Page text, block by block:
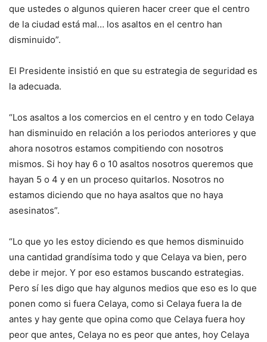
que ustedes o algunos quieren hacer creer que el centro
de la ciudad está mal… los asaltos en el centro han
disminuido”.
El Presidente insistió en que su estrategia de seguridad es
la adecuada.
“Los asaltos a los comercios en el centro y en todo Celaya
han disminuido en relación a los periodos anteriores y que
ahora nosotros estamos compitiendo con nosotros
mismos. Si hoy hay 6 o 10 asaltos nosotros queremos que
hayan 5 o 4 y en un proceso quitarlos. Nosotros no
estamos diciendo que no haya asaltos que no haya
asesinatos”.
“Lo que yo les estoy diciendo es que hemos disminuido
una cantidad grandísima todo y que Celaya va bien, pero
debe ir mejor. Y por eso estamos buscando estrategias.
Pero sí les digo que hay algunos medios que eso es lo que
ponen como si fuera Celaya, como si Celaya fuera la de
antes y hay gente que opina como que Celaya fuera hoy
peor que antes, Celaya no es peor que antes, hoy Celaya